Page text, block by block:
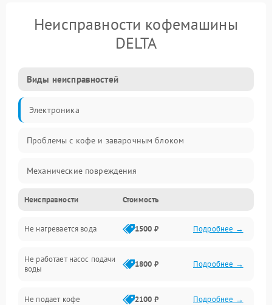
Неисправности кофемашины
DELTA
Виды неисправностей
Электроника
Проблемы с кофе и заварочным блоком
Механические повреждения
Прочие неисправности
Включение и работа
Проблемы с водой
Проблемы с капучинатором и паром
Неисправности Стоимость
Не нагревается вода 1500 ₽ Подробнее →
Не работает насос подачи
воды
1800 ₽ Подробнее →
Не подает кофе 2100 ₽ Подробнее →